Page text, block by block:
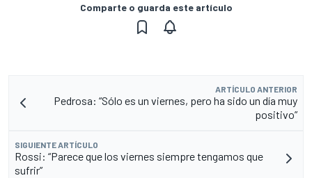
Comparte o guarda este artículo
ARTÍCULO ANTERIOR
Pedrosa: “Sólo es un viernes, pero ha sido un día muy
positivo”
SIGUIENTE ARTÍCULO
Rossi: “Parece que los viernes siempre tengamos que
sufrir”